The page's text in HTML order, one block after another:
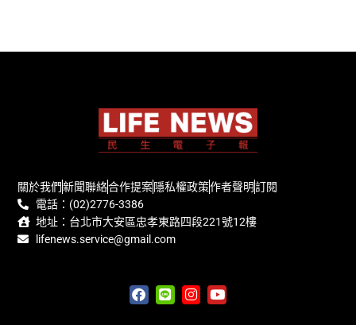
關於我們新聞聯絡合作提案隱私權政策作者聲明訂閱
電話：(02)2776-3386
地址：台北市大安區忠孝東路四段221號12樓
lifenews.service@gmail.com